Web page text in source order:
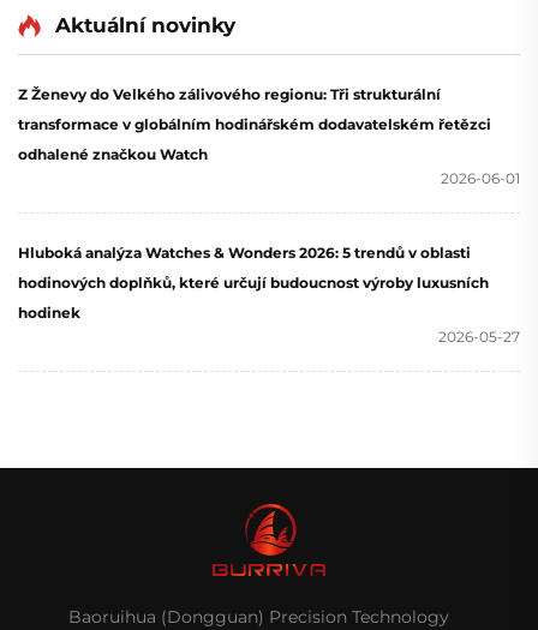
Aktuální novinky
Z Ženevy do Velkého zálivového regionu: Tři strukturální
transformace v globálním hodinářském dodavatelském řetězci
odhalené značkou Watch
2026-06-01
Hluboká analýza Watches & Wonders 2026: 5 trendů v oblasti
hodinových doplňků, které určují budoucnost výroby luxusních
hodinek
2026-05-27
Baoruihua (Dongguan) Precision Technology